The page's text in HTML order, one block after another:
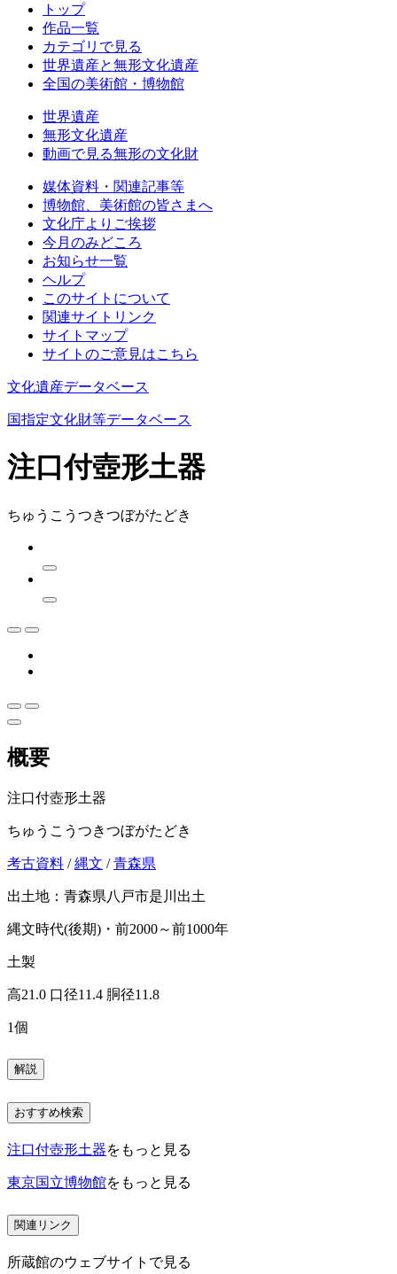
トップ
作品一覧
カテゴリで見る
世界遺産と無形文化遺産
全国の美術館・博物館
世界遺産
無形文化遺産
動画で見る無形の文化財
媒体資料・関連記事等
博物館、美術館の皆さまへ
文化庁よりご挨拶
今月のみどころ
お知らせ一覧
ヘルプ
このサイトについて
関連サイトリンク
サイトマップ
サイトのご意見はこちら
文化遺産データベース
国指定文化財等データベース
注口付壺形土器
ちゅうこうつきつぼがたどき
概要
注口付壺形土器
ちゅうこうつきつぼがたどき
考古資料 /縄文 /青森県
出土地：青森県八戸市是川出土
縄文時代(後期)・前2000～前1000年
土製
高21.0 口径11.4 胴径11.8
1個
解説
おすすめ検索
注口付壺形土器をもっと見る
東京国立博物館をもっと見る
関連リンク
所蔵館のウェブサイトで見る